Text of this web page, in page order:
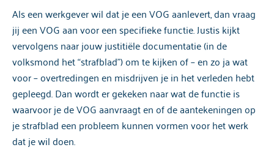
Als een werkgever wil dat je een VOG aanlevert, dan vraag
jij een VOG aan voor een specifieke functie. Justis kijkt
vervolgens naar jouw justitiële documentatie (in de
volksmond het “strafblad”) om te kijken of – en zo ja wat
voor – overtredingen en misdrijven je in het verleden hebt
gepleegd. Dan wordt er gekeken naar wat de functie is
waarvoor je de VOG aanvraagt en of de aantekeningen op
je strafblad een probleem kunnen vormen voor het werk
dat je wil doen.